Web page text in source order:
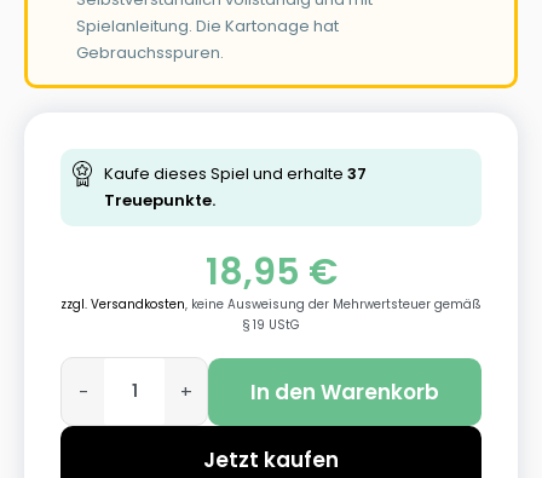
Spielanleitung. Die Kartonage hat
Gebrauchsspuren.
Kaufe dieses Spiel und erhalte 37
Treuepunkte.
18,95 €
zzgl. Versandkosten, keine Ausweisung der Mehrwertsteuer gemäß
§ 19 UStG
- + In den Warenkorb
Jetzt kaufen